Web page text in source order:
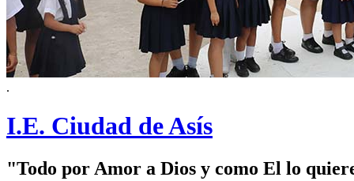
.
I.E. Ciudad de Asís
"Todo por Amor a Dios y como El lo